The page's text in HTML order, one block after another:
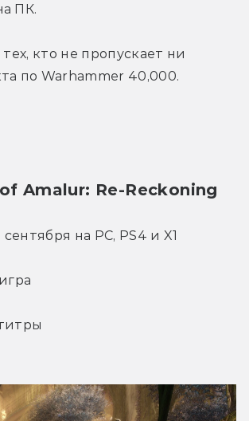
ПК.
кто не пропускает ни
по Warhammer 40,000.
Amalur: Re-Reckoning
на PC, PS4 и X1